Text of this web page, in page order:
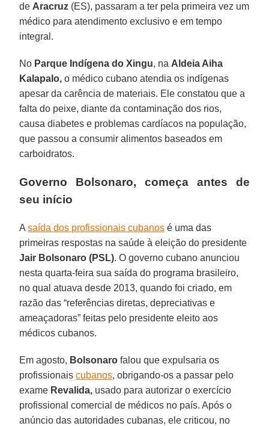
de Aracruz (ES), passaram a ter pela primeira vez um
médico para atendimento exclusivo e em tempo
integral.
No Parque Indígena do Xingu, na Aldeia Aiha
Kalapalo, o médico cubano atendia os indígenas
apesar da carência de materiais. Ele constatou que a
falta do peixe, diante da contaminação dos rios,
causa diabetes e problemas cardíacos na população,
que passou a consumir alimentos baseados em
carboidratos.
Governo Bolsonaro, começa antes de
seu início
Asaída dos profissionais cubanos é uma das
primeiras respostas na saúde à eleição do presidente
Jair Bolsonaro (PSL). O governo cubano anunciou
nesta quarta-feira sua saída do programa brasileiro,
no qual atuava desde 2013, quando foi criado, em
razão das “referências diretas, depreciativas e
ameaçadoras” feitas pelo presidente eleito aos
médicos cubanos.
Em agosto, Bolsonaro falou que expulsaria os
profissionaiscubanos, obrigando-os a passar pelo
exame Revalida, usado para autorizar o exercício
profissional comercial de médicos no país. Após o
anúncio das autoridades cubanas, ele criticou, no